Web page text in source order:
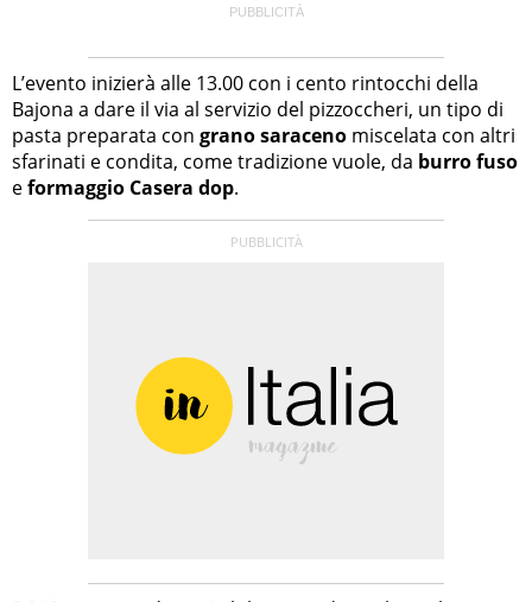
L’evento inizierà alle 13.00 con i cento rintocchi della
Bajona a dare il via al servizio del pizzoccheri, un tipo di
pasta preparata con grano saraceno miscelata con altri
sfarinati e condita, come tradizione vuole, da burro fuso
eformaggio Casera dop.